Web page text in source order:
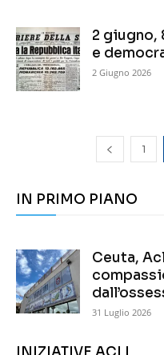
2 giugno,
e
2 Giugno 2026
1
IN PRIMO PIANO
Ceuta,
31 Luglio 2026